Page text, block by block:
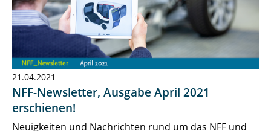
21.04.2021
NFF-Newsletter, Ausgabe April 2021
erschienen!
Neuigkeiten und Nachrichten rund um das NFF und